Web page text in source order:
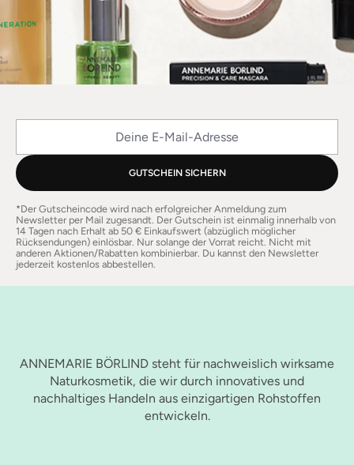
GUTSCHEIN SICHERN
*Der Gutscheincode wird nach erfolgreicher Anmeldung zum
Newsletter per Mail zugesandt. Der Gutschein ist einmalig innerhalb von
14 Tagen nach Erhalt ab 50 € Einkaufswert (abzüglich möglicher
Rücksendungen) einlösbar. Nur solange der Vorrat reicht. Nicht mit
anderen Aktionen/Rabatten kombinierbar. Du kannst den Newsletter
jederzeit kostenlos abbestellen.
ANNEMARIE BÖRLIND steht für nachweislich wirksame
Naturkosmetik, die wir durch innovatives und
nachhaltiges Handeln aus einzigartigen Rohstoffen
entwickeln.